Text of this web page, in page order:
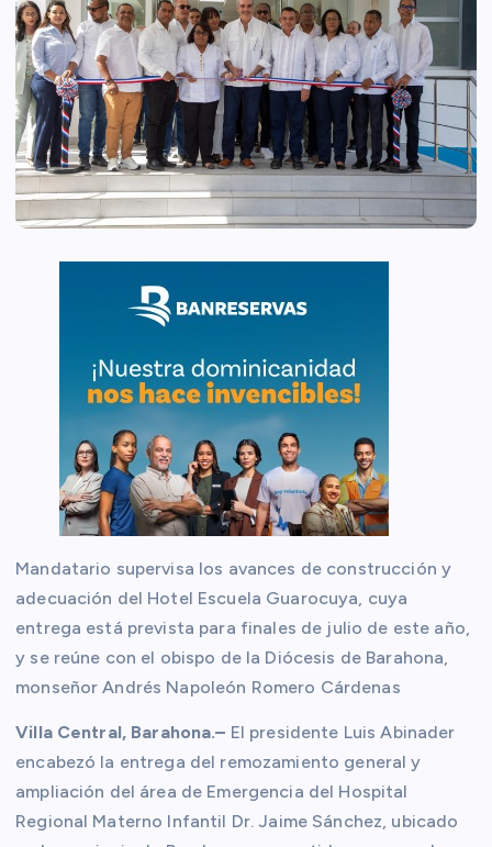
Mandatario supervisa los avances de construcción y
adecuación del Hotel Escuela Guarocuya, cuya
entrega está prevista para finales de julio de este año,
y se reúne con el obispo de la Diócesis de Barahona,
monseñor Andrés Napoleón Romero Cárdenas
Villa Central, Barahona.– El presidente Luis Abinader
encabezó la entrega del remozamiento general y
ampliación del área de Emergencia del Hospital
Regional Materno Infantil Dr. Jaime Sánchez, ubicado